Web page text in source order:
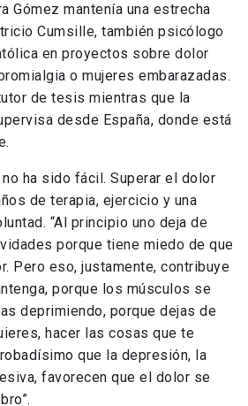
Gómez mantenía una estrecha
Cumsille, también psicólogo
en proyectos sobre dolor
o mujeres embarazadas.
de tesis mientras que la
desde España, donde está
no ha sido fácil. Superar el dolor
de terapia, ejercicio y una
“Al principio uno deja de
porque tiene miedo de que
Pero eso, justamente, contribuye
porque los músculos se
deprimiendo, porque dejas de
hacer las cosas que te
que la depresión, la
favorecen que el dolor se